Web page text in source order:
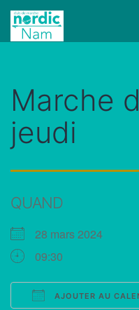
Aller
NordicNam
Marche
jeudi
QUAND
28 mars 2024
09:30
AJOUTER AU